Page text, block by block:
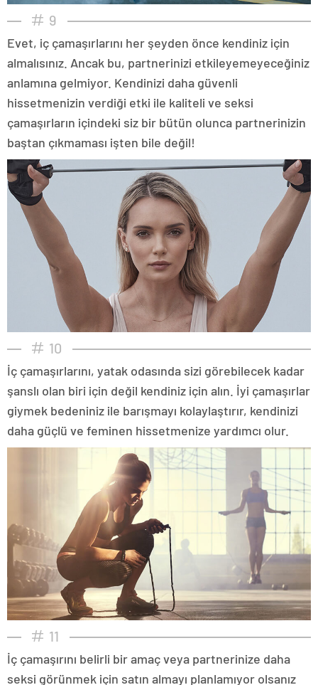
9
Evet, iç çamaşırlarını her şeyden önce kendiniz için
almalısınız. Ancak bu, partnerinizi etkileyemeyeceğiniz
anlamına gelmiyor. Kendinizi daha güvenli
hissetmenizin verdiği etki ile kaliteli ve seksi
çamaşırların içindeki siz bir bütün olunca partnerinizin
baştan çıkmaması işten bile değil!
10
İç çamaşırlarını, yatak odasında sizi görebilecek kadar
şanslı olan biri için değil kendiniz için alın. İyi çamaşırlar
giymek bedeniniz ile barışmayı kolaylaştırır, kendinizi
daha güçlü ve feminen hissetmenize yardımcı olur.
11
İç çamaşırını belirli bir amaç veya partnerinize daha
seksi görünmek için satın almayı planlamıyor olsanız